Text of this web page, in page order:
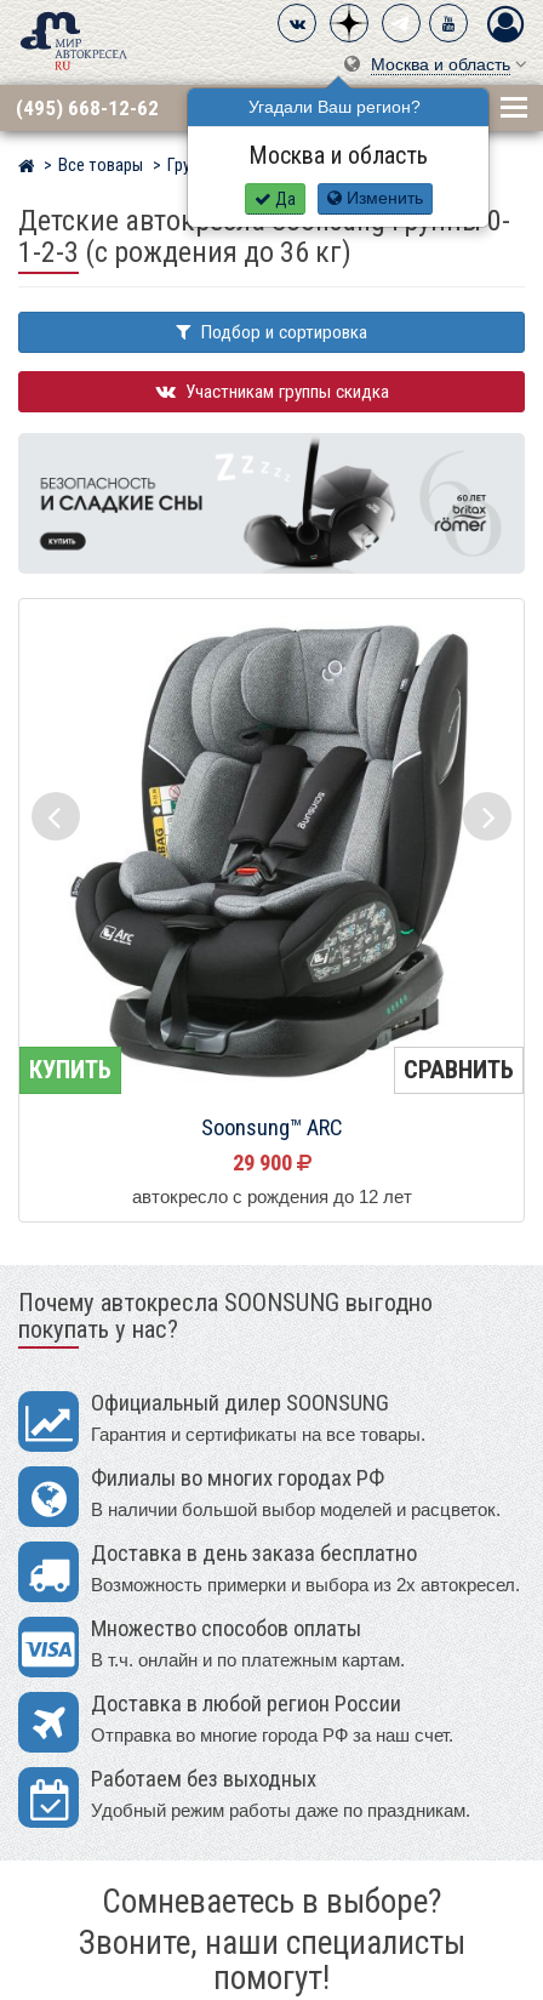
Москва и область
Угадали Ваш регион?
Москва и область
Да Изменить
(495) 668-12-62
Мир детских автокресел
Все товары Группа 0·1·2·3 (до 36 кг)
Детские автокресла Soonsung группы 0-
1-2-3 (с рождения до 36 кг)
Подбор и сортировка
Участникам группы скидка
КУПИТЬ СРАВНИТЬ
Soonsung™ ARC
29 900
автокресло с рождения до 12 лет
Почему автокресла SOONSUNG выгодно
покупать у нас?
Официальный дилер SOONSUNG
Гарантия и сертификаты на все товары.
Филиалы во многих городах РФ
В наличии большой выбор моделей и расцветок.
Доставка в день заказа бесплатно
Возможность примерки и выбора из 2х автокресел.
Множество способов оплаты
В т.ч. онлайн и по платежным картам.
Доставка в любой регион России
Отправка во многие города РФ за наш счет.
Работаем без выходных
Удобный режим работы даже по праздникам.
Сомневаетесь в выборе?
Звоните, наши специалисты
помогут!